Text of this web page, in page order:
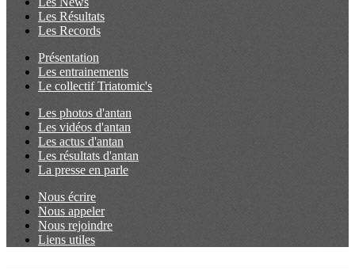
Les Résultats
Les Records
Présentation
Les entrainements
Le collectif Triatomic's
Les photos d'antan
Les vidéos d'antan
Les actus d'antan
Les résultats d'antan
La presse en parle
Nous écrire
Nous appeler
Nous rejoindre
Liens utiles